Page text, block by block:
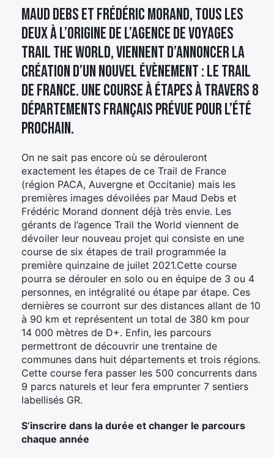
Maud Debs et Frédéric Morand, tous les
deux à l’origine de l’agence de voyages
Trail the World, viennent d’annoncer la
création d’un nouvel évènement : Le trail
de France. Une course à étapes à travers 8
départements français prévue pour l’été
prochain.
On ne sait pas encore où se dérouleront
exactement les étapes de ce Trail de France
(région PACA, Auvergne et Occitanie) mais les
premières images dévoilées par Maud Debs et
Frédéric Morand donnent déjà très envie. Les
gérants de l’agence Trail the World viennent de
dévoiler leur nouveau projet qui consiste en une
course de six étapes de trail programmée la
première quinzaine de juilet 2021.Cette course
pourra se dérouler en solo ou en équipe de 3 ou 4
personnes, en intégralité ou étape par étape. Ces
dernières se courront sur des distances allant de 10
à 90 km et représentent un total de 380 km pour
14 000 mètres de D+. Enfin, les parcours
permettront de découvrir une trentaine de
communes dans huit départements et trois régions.
Cette course fera passer les 500 concurrents dans
9 parcs naturels et leur fera emprunter 7 sentiers
labellisés GR.
S’inscrire dans la durée et changer le parcours
chaque année